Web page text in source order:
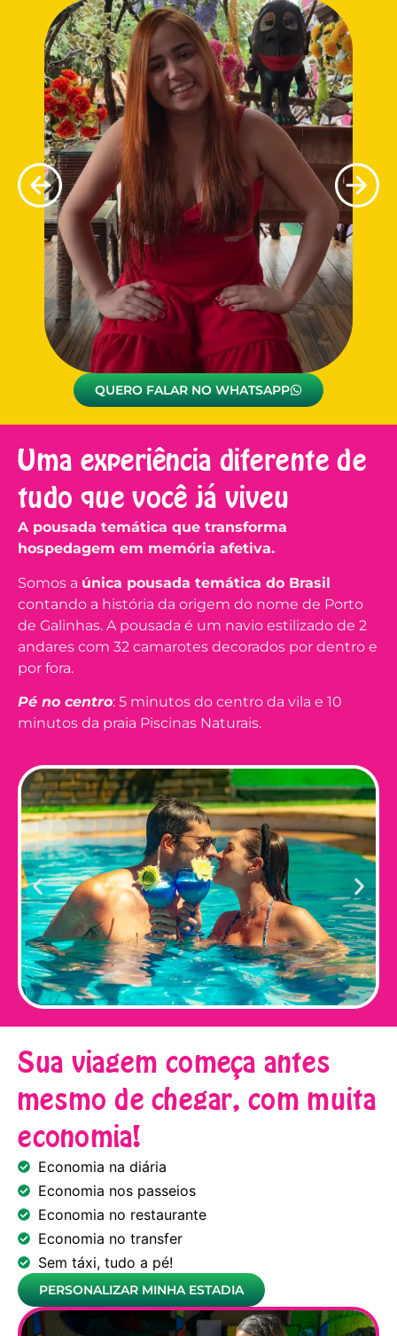
QUERO FALAR NO WHATSAPP
Uma experiência diferente de
tudo que você já viveu
A pousada temática que transforma
hospedagem em memória afetiva.
Somos a única pousada temática do Brasil
contando a história da origem do nome de Porto
de Galinhas. A pousada é um navio estilizado de 2
andares com 32 camarotes decorados por dentro e
por fora.
Pé no centro: 5 minutos do centro da vila e 10
minutos da praia Piscinas Naturais.
Sua viagem começa antes
mesmo de chegar, com muita
economia!
Economia na diária
Economia nos passeios
Economia no restaurante
Economia no transfer
Sem táxi, tudo a pé!
PERSONALIZAR MINHA ESTADIA